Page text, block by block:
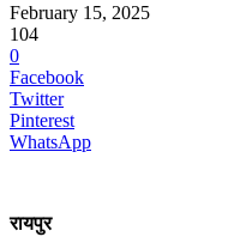
February 15, 2025
104
0
Facebook
Twitter
Pinterest
WhatsApp
रायपुर